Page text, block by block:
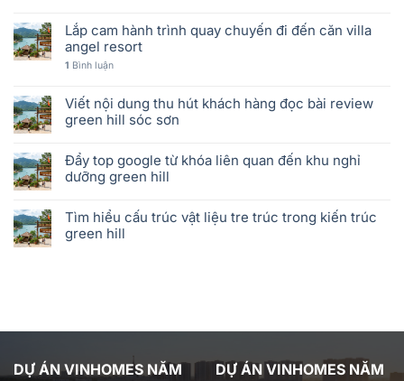
Lắp cam hành trình quay chuyến đi đến căn villa
angel resort
1 Bình luận
Viết nội dung thu hút khách hàng đọc bài review
green hill sóc sơn
Đẩy top google từ khóa liên quan đến khu nghỉ
dưỡng green hill
Tìm hiểu cấu trúc vật liệu tre trúc trong kiến trúc
green hill
DỰ ÁN VINHOMES NĂM
DỰ ÁN VINHOMES NĂM